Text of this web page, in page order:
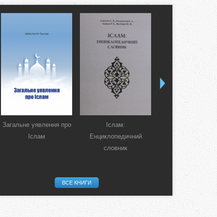
Загальне уявлення про
Іслам
Іслам:
Енциклопедичний
словник
Коран.
смислів
ВСЕ КНИГИ